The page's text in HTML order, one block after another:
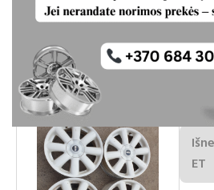
ET